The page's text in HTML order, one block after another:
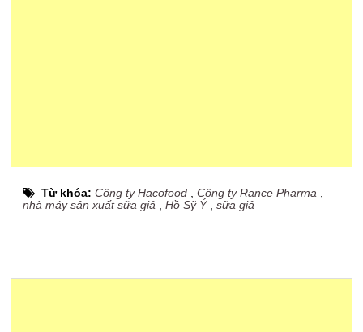
Từ khóa:Công ty Hacofood ,Công ty Rance Pharma
nhà máy sản xuất sữa giả ,Hồ Sỹ Ý,sữa giả